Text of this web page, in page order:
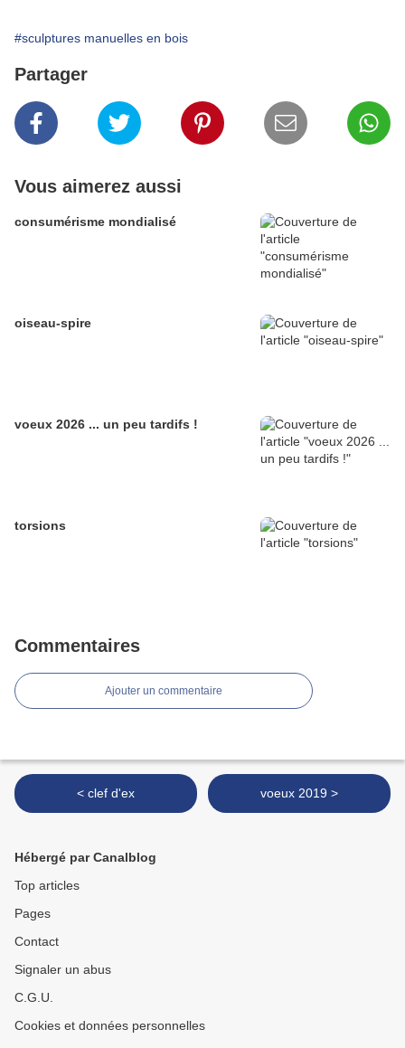
#sculptures manuelles en bois
Partager
Vous aimerez aussi
consumérisme mondialisé
oiseau-spire
voeux 2026 ... un peu tardifs !
torsions
Commentaires
Ajouter un commentaire
< clef d'ex voeux 2019 >
Hébergé par Canalblog
Top articles
Pages
Contact
Signaler un abus
C.G.U.
Cookies et données personnelles